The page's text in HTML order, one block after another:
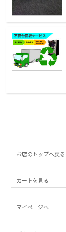
お店のトップへ戻る
カートを見る
マイページへ